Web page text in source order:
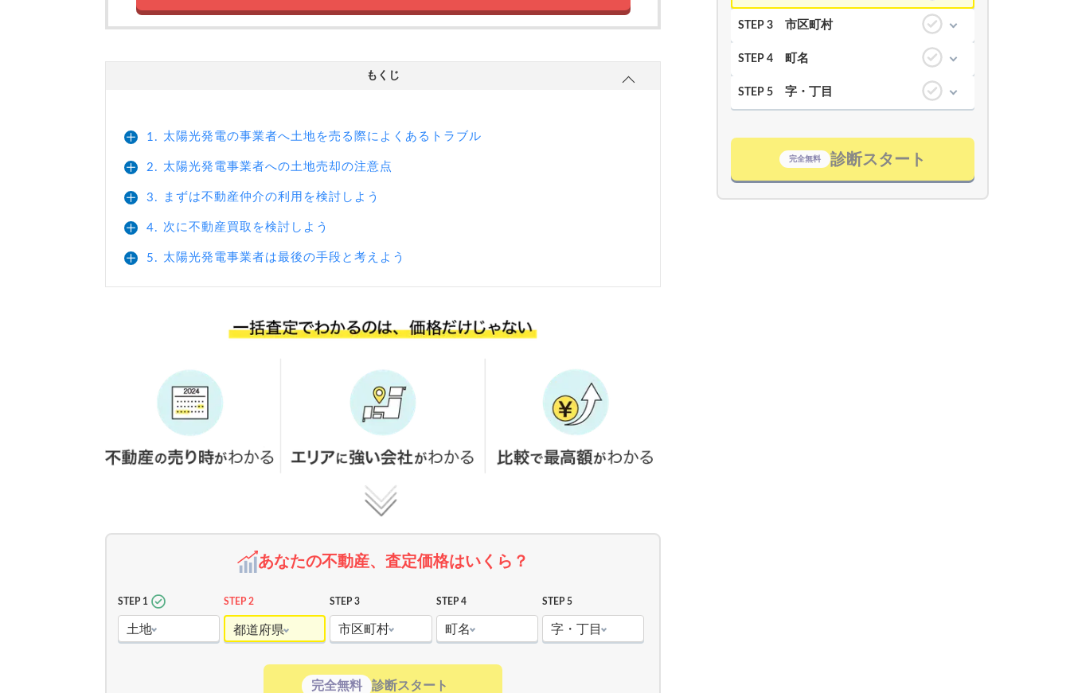
もくじ
1. 太陽光発電の事業者へ土地を売る際によくあるトラブル
2. 太陽光発電事業者への土地売却の注意点
3. まずは不動産仲介の利用を検討しよう
4. 次に不動産買取を検討しよう
5. 太陽光発電事業者は最後の手段と考えよう
あなたの不動産、査定価格はいくら？
STEP 1
土地
STEP 2
都道府県
STEP 3
市区町村
STEP 4
町名
STEP 5
字・丁目
完全無料 診断スタート
STEP 3 市区町村
STEP 4 町名
STEP 5 字・丁目
完全無料 診断スタート